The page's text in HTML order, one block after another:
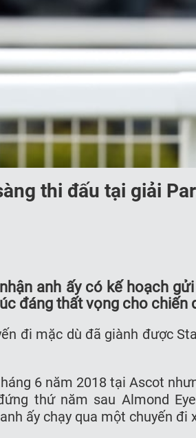
thi đấu tại giải
anh ấy có kế hoạch
đáng thất vọng cho chiến
đi mặc dù đã giành được
6 năm 2018 tại Ascot
thứ năm sau Almond
ấy chạy qua một chuyến đi